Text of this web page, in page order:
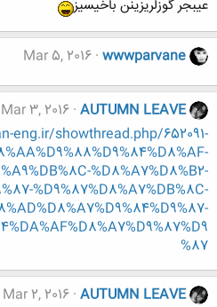
عیبجر گوزلریزینن باخیسیز
wwwparvane
Mar 5, 2016
AUTUMN LEAVE
Mar 3, 2016
eng.ir/showthread.php/652091-
%D8%A7%D8%B2-
%D9%87%D8%A7%DB%8C-
%87
AUTUMN LEAVE
Mar 2, 2016